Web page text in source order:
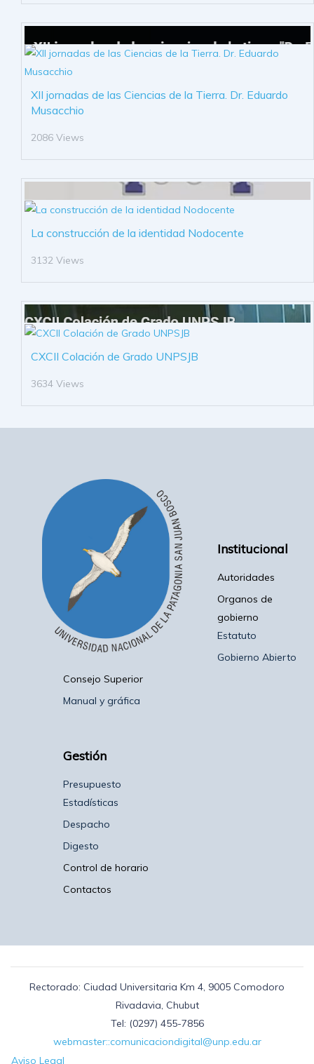
XII jornadas de las Ciencias de la Tierra. Dr. Eduardo
Musacchio
2086 Views
La construcción de la identidad Nodocente
3132 Views
CXCII Colación de Grado UNPSJB
3634 Views
Institucional
Autoridades
Organos de
gobierno
Estatuto
Gobierno Abierto
Consejo Superior
Manual y gráfica
Gestión
Presupuesto
Estadísticas
Despacho
Digesto
Control de horario
Contactos
Rectorado: Ciudad Universitaria Km 4, 9005 Comodoro
Rivadavia, Chubut
Tel: (0297) 455-7856
webmaster::comunicaciondigital@unp.edu.ar
Aviso Legal